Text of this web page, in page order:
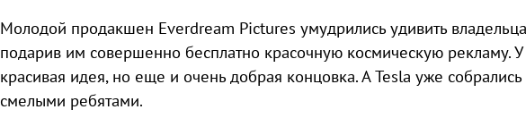
Молодой продакшен Everdream Pictures умудрились удивить
подарив им совершенно бесплатно красочную космическую рекламу. У
красивая идея, но еще и очень добрая концовка. А Tesla уже собрались
смелыми ребятами.